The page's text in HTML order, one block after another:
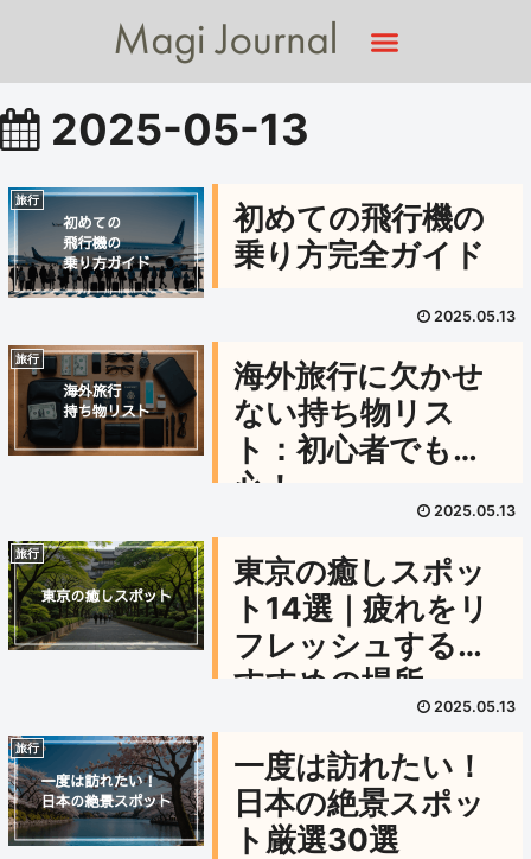
2025-05-13
旅行
初めての飛行機の
乗り方完全ガイド
2025.05.13
旅行
海外旅行に欠かせ
ない持ち物リス
ト：初心者でも安
心！
2025.05.13
旅行
東京の癒しスポッ
ト14選｜疲れをリ
フレッシュするお
すすめの場所
2025.05.13
旅行
一度は訪れたい！
日本の絶景スポッ
ト厳選30選